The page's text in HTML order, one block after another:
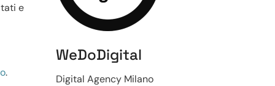
e
.
WeDoDigital
Digital Agency Milano